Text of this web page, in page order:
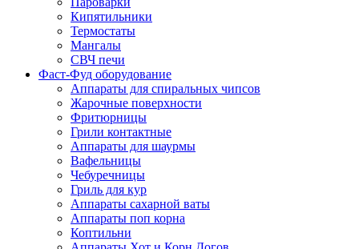
Кипятильники
Термостаты
Мангалы
СВЧ печи
Фаст-Фуд оборудование
Аппараты для спиральных чипсов
Жарочные поверхности
Фритюрницы
Грили контактные
Аппараты для шаурмы
Вафельницы
Чебуречницы
Гриль для кур
Аппараты сахарной ваты
Аппараты поп корна
Коптильни